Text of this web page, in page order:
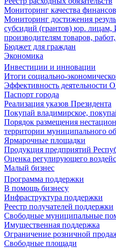
Мониторинг качества
Мониторинг достижения
субсидий (грантов) юр.
производителям товаров,
Бюджет для граждан
Экономика
Инвестиции и инновации
Итоги социально-
Эффективность
Паспорт города
Реализация указов Президента
Покупай владимирское,
Порядок размещения
территории муниципального
Ярмарочные площадки
Продукция предприятий
Оценка регулирующего
Малый бизнес
Программа поддержки
В помощь бизнесу
Инфраструктура поддержки
Реестр получателей поддержки
Свободные муниципальные
Имущественная поддержка
Ограничение розничной
Свободные площади